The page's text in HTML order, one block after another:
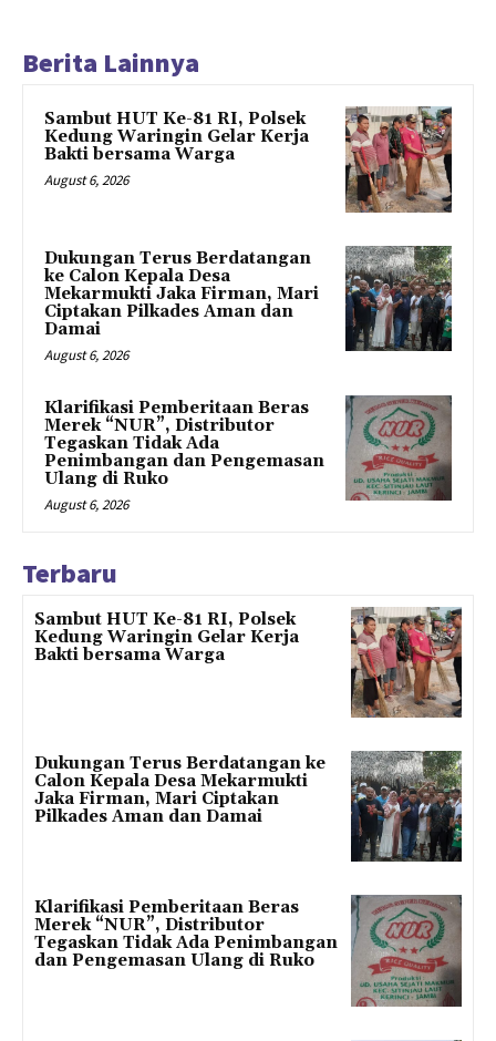
Berita Lainnya
Sambut HUT Ke-81 RI, Polsek
Kedung Waringin Gelar Kerja
Bakti bersama Warga
August 6, 2026
Dukungan Terus Berdatangan
ke Calon Kepala Desa
Mekarmukti Jaka Firman, Mari
Ciptakan Pilkades Aman dan
Damai
August 6, 2026
Klarifikasi Pemberitaan Beras
Merek “NUR”, Distributor
Tegaskan Tidak Ada
Penimbangan dan Pengemasan
Ulang di Ruko
August 6, 2026
Terbaru
Sambut HUT Ke-81 RI, Polsek
Kedung Waringin Gelar Kerja
Bakti bersama Warga
Dukungan Terus Berdatangan ke
Calon Kepala Desa Mekarmukti
Jaka Firman, Mari Ciptakan
Pilkades Aman dan Damai
Klarifikasi Pemberitaan Beras
Merek “NUR”, Distributor
Tegaskan Tidak Ada Penimbangan
dan Pengemasan Ulang di Ruko